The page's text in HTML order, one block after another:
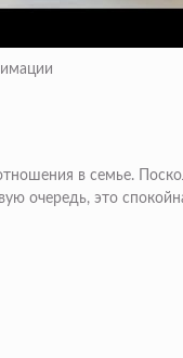
в семье.
очередь, это